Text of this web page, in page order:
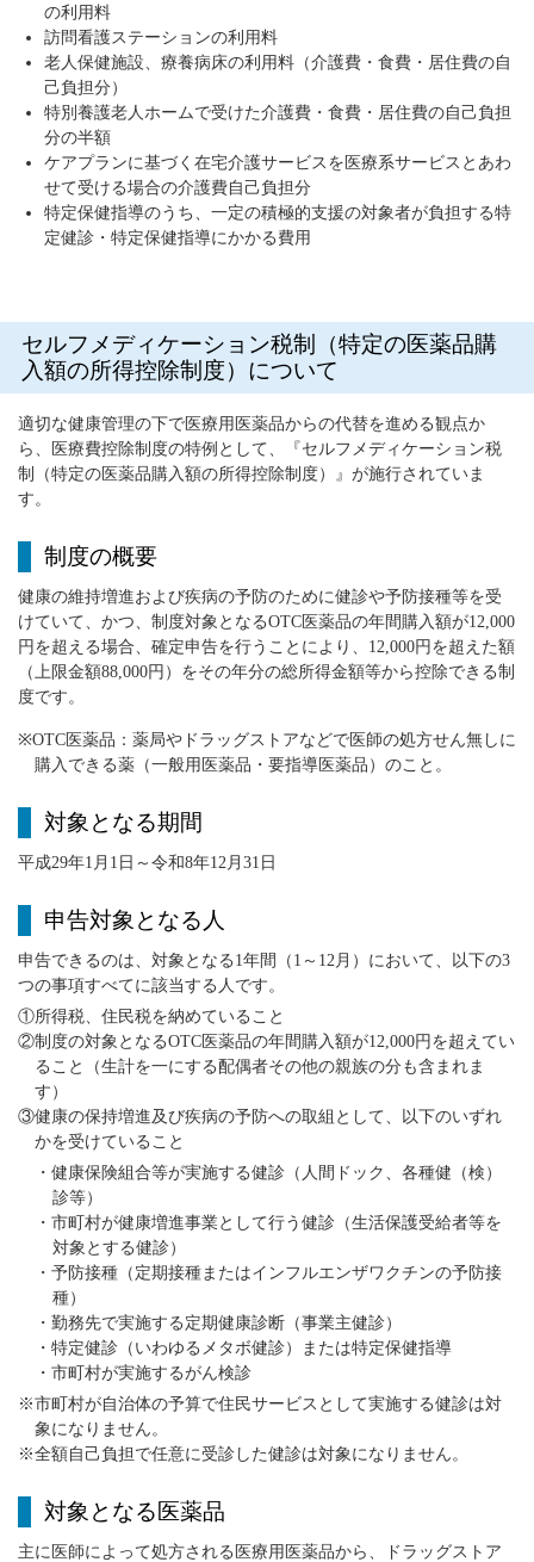
の利用料
訪問看護ステーションの利用料
老人保健施設、療養病床の利用料（介護費・食費・居住費の自
己負担分）
特別養護老人ホームで受けた介護費・食費・居住費の自己負担
分の半額
ケアプランに基づく在宅介護サービスを医療系サービスとあわ
せて受ける場合の介護費自己負担分
特定保健指導のうち、一定の積極的支援の対象者が負担する特
定健診・特定保健指導にかかる費用
セルフメディケーション税制（特定の医薬品購
入額の所得控除制度）について
適切な健康管理の下で医療用医薬品からの代替を進める観点か
ら、医療費控除制度の特例として、『セルフメディケーション税
制（特定の医薬品購入額の所得控除制度）』が施行されていま
す。
制度の概要
健康の維持増進および疾病の予防のために健診や予防接種等を受
けていて、かつ、制度対象となるOTC医薬品の年間購入額が12,000
円を超える場合、確定申告を行うことにより、12,000円を超えた額
（上限金額88,000円）をその年分の総所得金額等から控除できる制
度です。
※OTC医薬品：薬局やドラッグストアなどで医師の処方せん無しに
購入できる薬（一般用医薬品・要指導医薬品）のこと。
対象となる期間
平成29年1月1日～令和8年12月31日
申告対象となる人
申告できるのは、対象となる1年間（1～12月）において、以下の3
つの事項すべてに該当する人です。
①所得税、住民税を納めていること
②制度の対象となるOTC医薬品の年間購入額が12,000円を超えてい
ること（生計を一にする配偶者その他の親族の分も含まれま
す）
③健康の保持増進及び疾病の予防への取組として、以下のいずれ
かを受けていること
・健康保険組合等が実施する健診（人間ドック、各種健（検）
診等）
・市町村が健康増進事業として行う健診（生活保護受給者等を
対象とする健診）
・予防接種（定期接種またはインフルエンザワクチンの予防接
種）
・勤務先で実施する定期健康診断（事業主健診）
・特定健診（いわゆるメタボ健診）または特定保健指導
・市町村が実施するがん検診
※市町村が自治体の予算で住民サービスとして実施する健診は対
象になりません。
※全額自己負担で任意に受診した健診は対象になりません。
対象となる医薬品
主に医師によって処方される医療用医薬品から、ドラッグストア